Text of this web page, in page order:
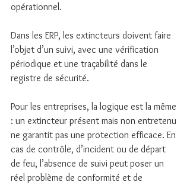
opérationnel.
Dans les ERP, les extincteurs doivent faire
l’objet d’un suivi, avec une vérification
périodique et une traçabilité dans le
registre de sécurité.
Pour les entreprises, la logique est la même
: un extincteur présent mais non entretenu
ne garantit pas une protection efficace. En
cas de contrôle, d’incident ou de départ
de feu, l’absence de suivi peut poser un
réel problème de conformité et de